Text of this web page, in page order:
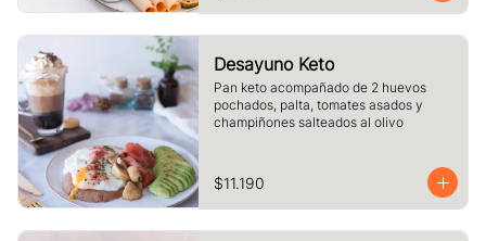
Desayuno Keto
Pan keto acompañado de 2 huevos
pochados, palta, tomates asados y
champiñones salteados al olivo
$11.190